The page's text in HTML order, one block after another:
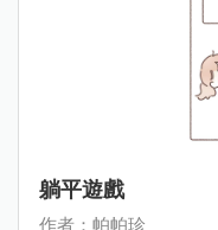
躺平遊戲
作者：帕帕珍